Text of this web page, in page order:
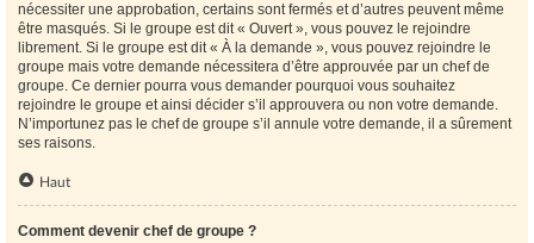
nécessiter une approbation, certains sont fermés et d’autres peuvent même
être masqués. Si le groupe est dit « Ouvert », vous pouvez le rejoindre
librement. Si le groupe est dit « À la demande », vous pouvez rejoindre le
groupe mais votre demande nécessitera d’être approuvée par un chef de
groupe. Ce dernier pourra vous demander pourquoi vous souhaitez
rejoindre le groupe et ainsi décider s’il approuvera ou non votre demande.
N’importunez pas le chef de groupe s’il annule votre demande, il a sûrement
ses raisons.
Haut
Comment devenir chef de groupe ?